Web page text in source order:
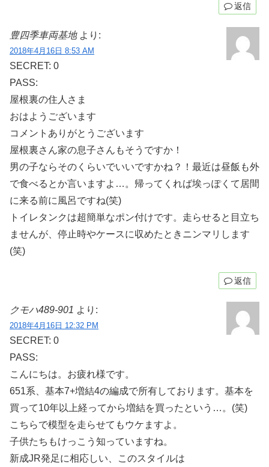
返信
豊四季車両基地 より:
2018年4月16日 8:53 AM
SECRET: 0
PASS:
屋根裏の住人さま
おはようございます
コメントありがとうございます
屋根裏さん家の息子さんもそうですか！
男の子ならそのくらいでいいですかね？！最近は昼飯も外
で食べるとか言いますよ…。帰ってくれば埃っぽくて居間
に来る前に風呂ですね(笑)
トイレタンクは超簡単なポン付けです。走らせると目立ち
ませんが、停止時やケースに収めたときニンマリします
(笑)
返信
クモハ489-901 より:
2018年4月16日 12:32 PM
SECRET: 0
PASS:
こんにちは。お疲れ様です。
651系、基本7+増結4の編成で所有しております。基本を
買って10年以上経ってから増結を買ったという…。(笑)
こちらで模型を走らせてもウケますよ。
子供たちもけっこう知っていますね。
新成JR発足に相応しい、このスタイルは